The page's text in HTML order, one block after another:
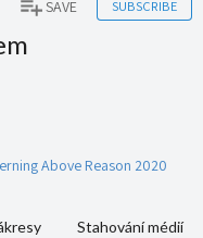
SAVE SUBSCRIBE
Above Reason 2020
Stahování médií